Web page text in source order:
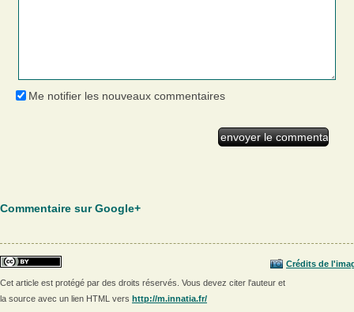
Me notifier les nouveaux commentaires
Commentaire sur Google+
Crédits de
Cet article est protégé par des droits réservés. Vous devez citer l'auteur et
la source avec un lien HTML vers http://m.innatia.fr/